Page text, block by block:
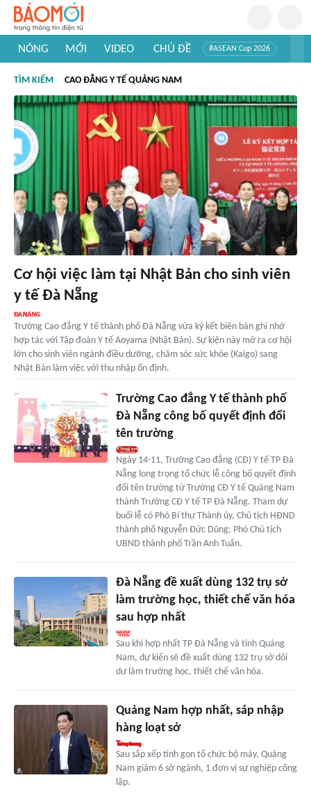
NÓNG MỚI VIDEO CHỦ ĐỀ #ASEAN Cup 2026
#Khám phá thế giới
TÌM KIẾM CAO ĐẲNG Y TẾ QUẢNG NAM
Cơ hội việc làm tại Nhật Bản cho sinh viên
y tế Đà Nẵng
Trường Cao đẳng Y tế thành phố Đà Nẵng vừa ký kết biên bản ghi nhớ
hợp tác với Tập đoàn Y tế Aoyama (Nhật Bản). Sự kiện này mở ra cơ hội
lớn cho sinh viên ngành điều dưỡng, chăm sóc sức khỏe (Kaigo) sang
Nhật Bản làm việc với thu nhập ổn định.
Trường Cao đẳng Y tế thành phố
Đà Nẵng công bố quyết định đổi
tên trường
Ngày 14-11, Trường Cao đẳng (CĐ) Y tế TP Đà
Nẵng long trọng tổ chức lễ công bố quyết định
đổi tên trường từ Trường CĐ Y tế Quảng Nam
thành Trường CĐ Y tế TP Đà Nẵng. Tham dự
buổi lễ có Phó Bí thư Thành ủy, Chủ tịch HĐND
thành phố Nguyễn Đức Dũng; Phó Chủ tịch
UBND thành phố Trần Anh Tuấn.
Đà Nẵng đề xuất dùng 132 trụ sở
làm trường học, thiết chế văn hóa
sau hợp nhất
Sau khi hợp nhất TP Đà Nẵng và tỉnh Quảng
Nam, dự kiến sẽ đề xuất dùng 132 trụ sở dôi
dư làm trường học, thiết chế văn hóa.
Quảng Nam hợp nhất, sáp nhập
hàng loạt sở
Sau sắp xếp tinh gọn tổ chức bộ máy, Quảng
Nam giảm 6 sở ngành, 1 đơn vị sự nghiệp công
lập.